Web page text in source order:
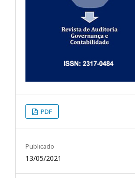
PDF
Publicado
13/05/2021